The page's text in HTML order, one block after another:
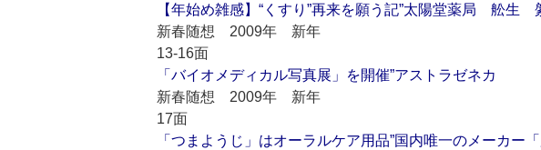
【年始め雑感】“くすり”再来を願う記”太陽堂薬局 舩生
新春随想 2009年 新年
13-16面
「バイオメディカル写真展」を開催”アストラゼネカ
新春随想 2009年 新年
17面
「つまようじ」はオーラルケア用品”国内唯一のメーカー「